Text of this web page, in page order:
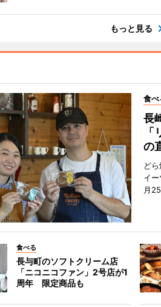
もっと見る
食べ
長
の
ど
イ
月
食べる
長与町のソフトクリーム店
「ニコニコファン」2号店が1
周年 限定商品も